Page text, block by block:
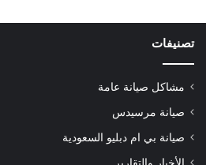
تصنيفات
مشاكل صيانة عامة
صيانة مرسيدس
صيانة بي ام دبليو السعودية
الأخبار والتقارير